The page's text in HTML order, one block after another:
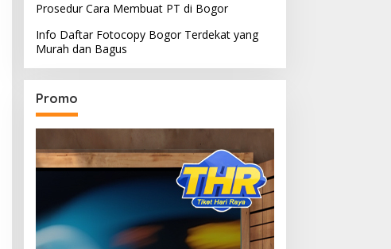
Prosedur Cara Membuat PT di Bogor
Info Daftar Fotocopy Bogor Terdekat yang
Murah dan Bagus
Promo